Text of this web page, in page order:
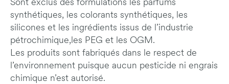
Sont exclus des formulations les parfums
synthétiques, les colorants synthétiques, les
silicones et les ingrédients issus de l’industrie
pétrochimique,les PEG et les OGM.
Les produits sont fabriqués dans le respect de
l’environnement puisque aucun pesticide ni engrais
chimique n’est autorisé.